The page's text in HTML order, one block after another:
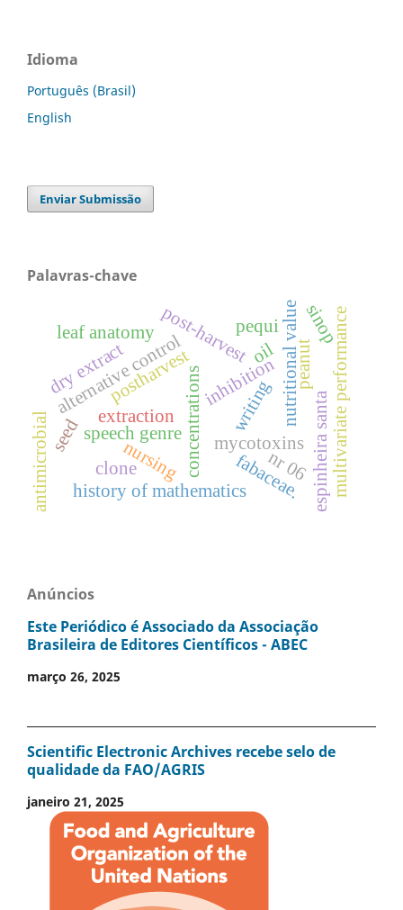
Idioma
Português (Brasil)
English
Enviar Submissão
Palavras-chave
concentrationsinhibition
postharvest
alternative control
extraction nutritional value
oil
pequi
post-harvest
mycotoxins
peanut
leaf anatomy
fabaceae.
history of mathematics
writing
speech genre espinheira santa
dry extract
nursing multivariate performance
seed
clone
sinop
antimicrobial nr 06
Anúncios
Este Periódico é Associado da Associação
Brasileira de Editores Científicos - ABEC
março 26, 2025
Scientific Electronic Archives recebe selo de
qualidade da FAO/AGRIS
janeiro 21, 2025